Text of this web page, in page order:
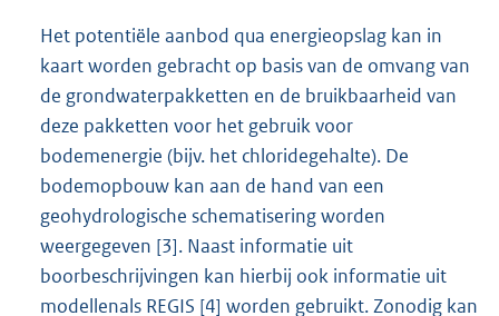
Het potentiële aanbod qua energieopslag kan in
kaart worden gebracht op basis van de omvang van
de grondwaterpakketten en de bruikbaarheid van
deze pakketten voor het gebruik voor
bodemenergie (bijv. het chloridegehalte). De
bodemopbouw kan aan de hand van een
geohydrologische schematisering worden
weergegeven [3]. Naast informatie uit
boorbeschrijvingen kan hierbij ook informatie uit
modellenals REGIS [4] worden gebruikt. Zonodig kan